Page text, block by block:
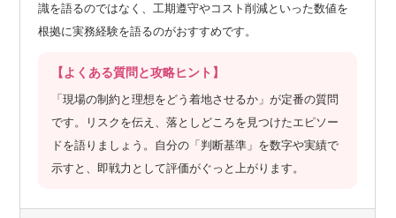
識を語るのではなく、工期遵守やコスト削減といった数値を
根拠に実務経験を語るのがおすすめです。
【よくある質問と攻略ヒント】
「現場の制約と理想をどう着地させるか」が定番の質問
です。リスクを伝え、落としどころを見つけたエピソー
ドを語りましょう。自分の「判断基準」を数字や実績で
示すと、即戦力として評価がぐっと上がります。